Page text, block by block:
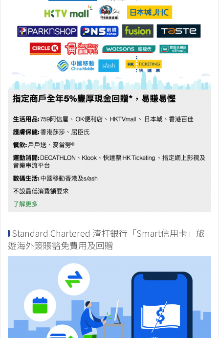
Standard Chartered 渣打銀行「Smart信用卡」旅
遊海外簽賬豁免費用及回贈